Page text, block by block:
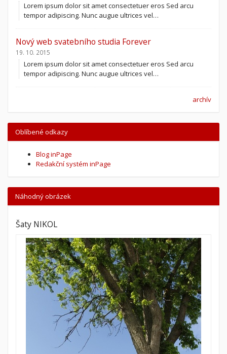
Lorem ipsum dolor sit amet consectetuer eros Sed arcu
tempor adipiscing. Nunc augue ultrices vel…
Nový web svatebního studia Forever
19. 10. 2015
Lorem ipsum dolor sit amet consectetuer eros Sed arcu
tempor adipiscing. Nunc augue ultrices vel…
archív
Oblíbené odkazy
Blog inPage
Redakční systém inPage
Náhodný obrázek
Šaty NIKOL